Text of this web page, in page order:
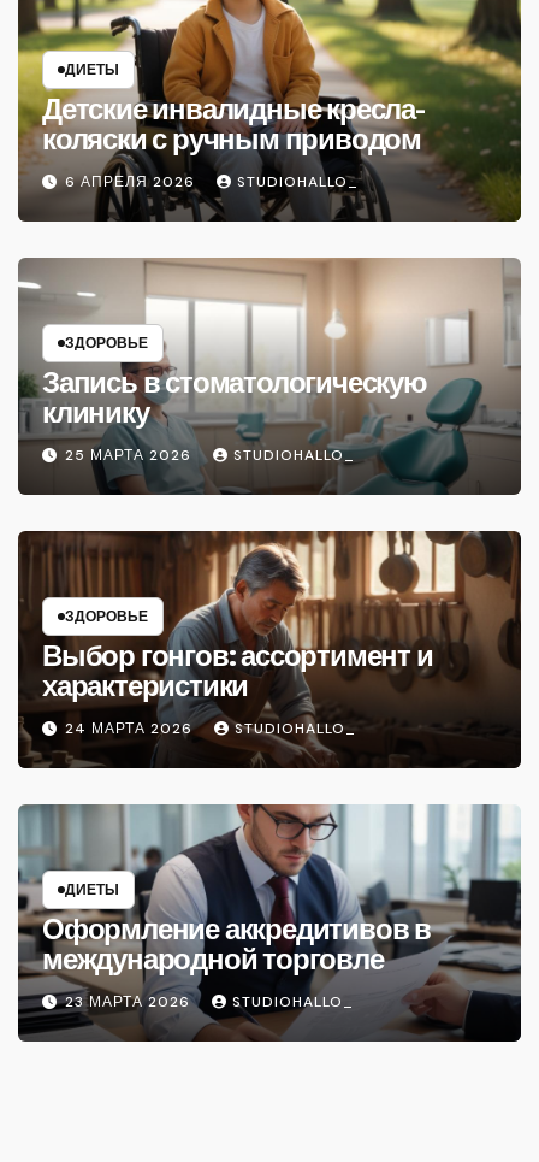
ДИЕТЫ
Детские инвалидные кресла-
коляски с ручным приводом
6 АПРЕЛЯ 2026 STUDIOHALLO_
ЗДОРОВЬЕ
Запись в стоматологическую
клинику
25 МАРТА 2026 STUDIOHALLO_
ЗДОРОВЬЕ
Выбор гонгов: ассортимент и
характеристики
24 МАРТА 2026 STUDIOHALLO_
ДИЕТЫ
Оформление аккредитивов в
международной торговле
23 МАРТА 2026 STUDIOHALLO_